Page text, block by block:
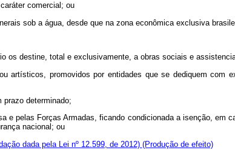
comercial; ou
sob a água, desde que na zona econômica exclusiva
os destine, total e exclusivamente, a obras sociais e
artísticos, promovidos por entidades que se dediquem com
prazo determinado;
e pelas Forças Armadas, ficando condicionada a isenção, em
nacional; ou
dada pela Lei nº 12.599, de 2012) (Produção de efeito)